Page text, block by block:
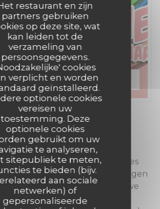
restaurant en zijn
partners gebruiken
op deze site, wat
kan leiden tot de
verzameling van
persoonsgegevens.
cookies
verplicht en worden
geïnstalleerd.
optionele cookies
vereisen uw
toestemming. Deze
optionele cookies
gebruikt om uw
te analyseren,
sitepubliek te meten,
te bieden (bijv.
aan sociale
netwerken) of
gepersonaliseerde
PRIJS —
VAN 18H00 TOT 20H00
van de maand serveren we alles
koelkast hebben liggen, ledigen
en proberen we allerlei nieuwe